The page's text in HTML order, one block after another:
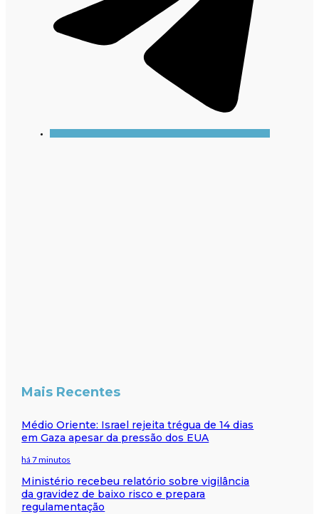
Mais Recentes
Médio Oriente: Israel rejeita trégua de 14 dias
em Gaza apesar da pressão dos EUA
há 7 minutos
Ministério recebeu relatório sobre vigilância
da gravidez de baixo risco e prepara
regulamentação